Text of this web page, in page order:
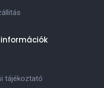
tájékoztató